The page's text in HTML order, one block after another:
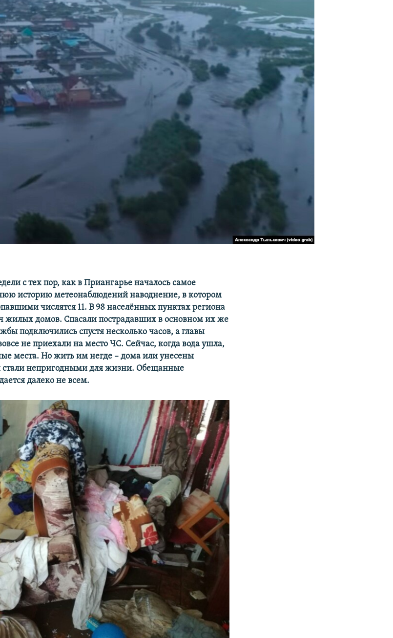
с тех пор, как в Приангарье началось самое
историю метеонаблюдений наводнение, в котором
числятся 11. В 98 населённых пунктах региона
жилых домов. Спасали пострадавших в основном их же
подключились спустя несколько часов, а главы
не приехали на место ЧС. Сейчас, когда вода ушла,
места. Но жить им негде – дома или унесены
стали непригодными для жизни. Обещанные
далеко не всем.